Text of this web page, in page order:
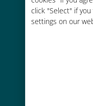
click "Select" if
settings on our
Jusqu'à 90